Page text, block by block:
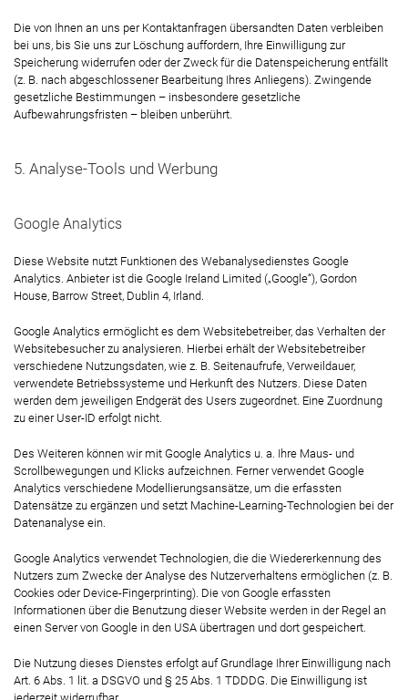
Die von Ihnen an uns per Kontaktanfragen übersandten Daten verbleiben
bei uns, bis Sie uns zur Löschung auffordern, Ihre Einwilligung zur
Speicherung widerrufen oder der Zweck für die Datenspeicherung entfällt
(z. B. nach abgeschlossener Bearbeitung Ihres Anliegens). Zwingende
gesetzliche Bestimmungen – insbesondere gesetzliche
Aufbewahrungsfristen – bleiben unberührt.
5. Analyse-Tools und Werbung
Google Analytics
Diese Website nutzt Funktionen des Webanalysedienstes Google
Analytics. Anbieter ist die Google Ireland Limited („Google“), Gordon
House, Barrow Street, Dublin 4, Irland.
Google Analytics ermöglicht es dem Websitebetreiber, das Verhalten der
Websitebesucher zu analysieren. Hierbei erhält der Websitebetreiber
verschiedene Nutzungsdaten, wie z. B. Seitenaufrufe, Verweildauer,
verwendete Betriebssysteme und Herkunft des Nutzers. Diese Daten
werden dem jeweiligen Endgerät des Users zugeordnet. Eine Zuordnung
zu einer User-ID erfolgt nicht.
Des Weiteren können wir mit Google Analytics u. a. Ihre Maus- und
Scrollbewegungen und Klicks aufzeichnen. Ferner verwendet Google
Analytics verschiedene Modellierungsansätze, um die erfassten
Datensätze zu ergänzen und setzt Machine-Learning-Technologien bei der
Datenanalyse ein.
Google Analytics verwendet Technologien, die die Wiedererkennung des
Nutzers zum Zwecke der Analyse des Nutzerverhaltens ermöglichen (z. B.
Cookies oder Device-Fingerprinting). Die von Google erfassten
Informationen über die Benutzung dieser Website werden in der Regel an
einen Server von Google in den USA übertragen und dort gespeichert.
Die Nutzung dieses Dienstes erfolgt auf Grundlage Ihrer Einwilligung nach
Art. 6 Abs. 1 lit. a DSGVO und § 25 Abs. 1 TDDDG. Die Einwilligung ist